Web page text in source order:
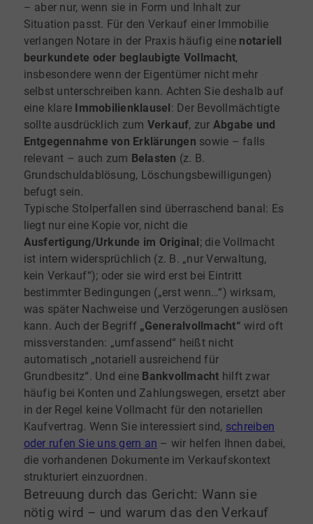
– aber nur, wenn sie in Form und Inhalt zur
Situation passt. Für den Verkauf einer Immobilie
verlangen Notare in der Praxis häufig eine notariell
beurkundete oder beglaubigte Vollmacht,
insbesondere wenn der Eigentümer nicht mehr
selbst unterschreiben kann. Achten Sie deshalb auf
eine klare Immobilienklausel : Der Bevollmächtigte
sollte ausdrücklich zum Verkauf, zur Abgabe und
Entgegennahme von Erklärungen sowie – falls
relevant – auch zum Belasten (z. B.
Grundschuldablösung, Löschungsbewilligungen)
befugt sein.
Typische Stolperfallen sind überraschend banal: Es
liegt nur eine Kopie vor, nicht die
Ausfertigung/Urkunde im Original ; die Vollmacht
ist intern widersprüchlich (z. B. „nur Verwaltung,
kein Verkauf“); oder sie wird erst bei Eintritt
bestimmter Bedingungen („erst wenn…“) wirksam,
was später Nachweise und Verzögerungen auslösen
kann. Auch der Begriff „Generalvollmacht“ wird oft
missverstanden: „umfassend“ heißt nicht
automatisch „notariell ausreichend für
Grundbesitz“. Und eine Bankvollmacht hilft zwar
häufig bei Konten und Zahlungswegen, ersetzt aber
in der Regel keine Vollmacht für den notariellen
Kaufvertrag. Wenn Sie interessiert sind, schreiben
oder rufen Sie uns gern an – wir helfen Ihnen dabei,
die vorhandenen Dokumente im Verkaufskontext
strukturiert einzuordnen.
Betreuung durch das Gericht: Wann sie
nötig wird – und warum das den Verkauf